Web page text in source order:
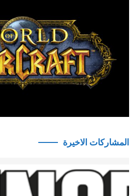
المشاركات الاخيرة